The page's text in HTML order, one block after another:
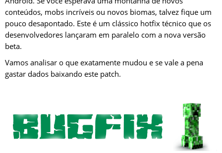
conteúdos, mobs incríveis ou novos biomas, talvez fique um
pouco desapontado. Este é um clássico hotfix técnico que os
desenvolvedores lançaram em paralelo com a nova versão
beta.
Vamos analisar o que exatamente mudou e se vale a pena
gastar dados baixando este patch.